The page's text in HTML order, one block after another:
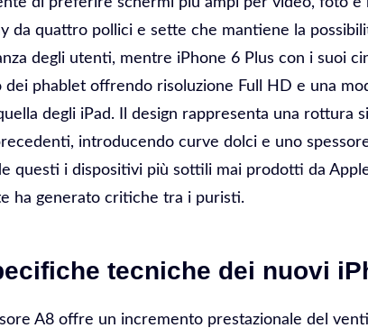
da quattro pollici e sette che mantiene la
degli utenti, mentre iPhone 6 Plus con i suoi
phablet offrendo risoluzione Full HD e una
degli iPad. Il design rappresenta una rottura
introducendo curve dolci e uno
questi i dispositivi più sottili mai prodotti da
ha generato critiche tra i puristi.
tecniche dei nuovi
A8 offre un incremento prestazionale del